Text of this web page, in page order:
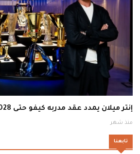
إنتر ميلان يمدد عقد مدربه كيفو حتى 2028
منذ شهر
تابعنا